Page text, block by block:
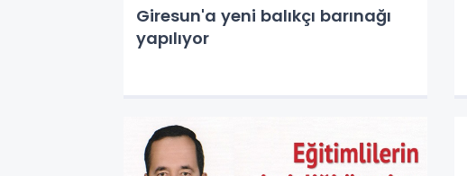
Giresun'a yeni balıkçı barınağı
yapılıyor